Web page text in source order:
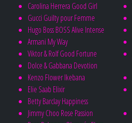
Carolina Herrera Good Girl
Gucci Guilty pour Femme
Hugo Boss BOSS Alive Intense
Armani My Way
Viktor & Rolf Good Fortune
Dolce & Gabbana Devotion
Kenzo Flower Ikebana
Elie Saab Elixir
Betty Barclay Happiness
Jimmy Choo Rose Passion